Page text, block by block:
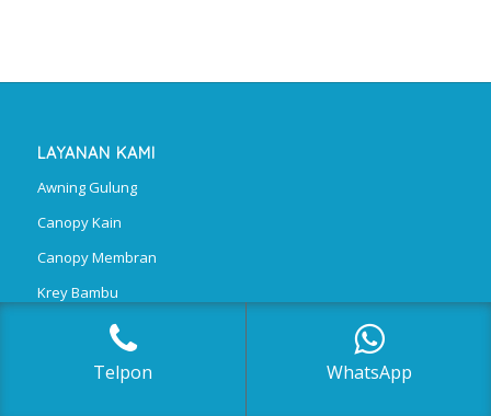
LAYANAN KAMI
Awning Gulung
Canopy Kain
Canopy Membran
Krey Bambu
Polycarbonate
Telpon WhatsApp